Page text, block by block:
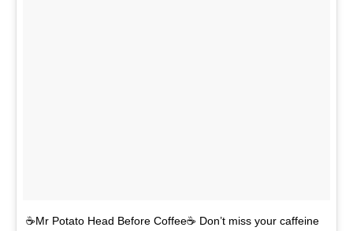
☕Mr Potato Head Before Coffee☕ Don’t miss your caffeine